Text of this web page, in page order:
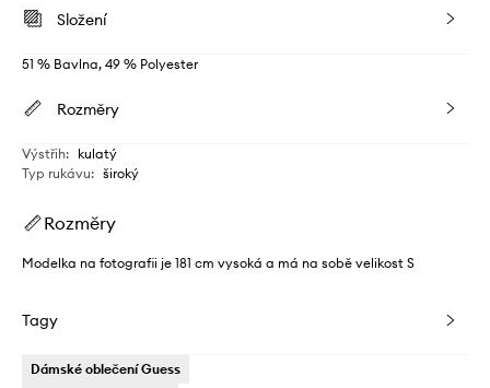
Složení
51 % Bavlna, 49 % Polyester
Rozměry
Výstřih: kulatý
Typ rukávu: široký
Rozměry
Modelka na fotografii je 181 cm vysoká a má na sobě velikost S
Tagy
Dámské oblečení Guess